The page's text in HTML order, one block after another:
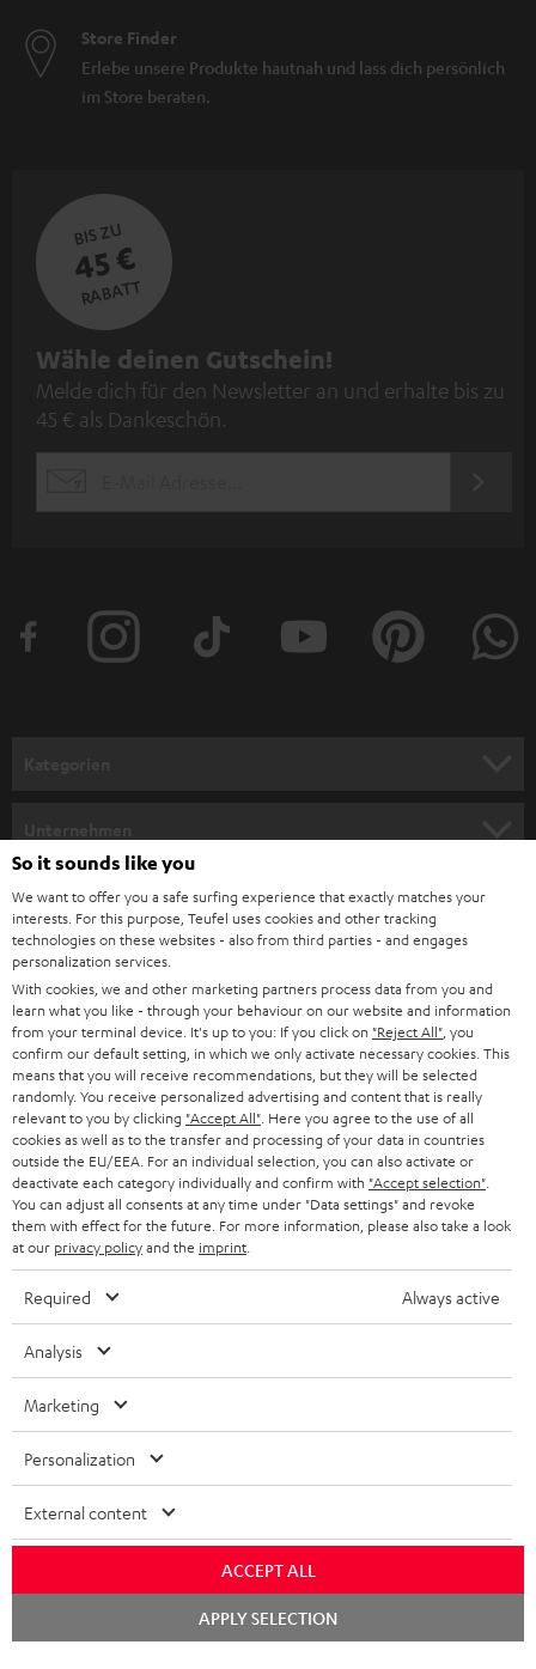
Store Finder
Erlebe unsere Produkte hautnah und lass dich persönlich
im Store beraten.
BIS ZU
45 €
RABATT
N
e
w
e
l
d
u
n
g
Wähle deinen Gutschein!
Melde dich für den Newsletter an und erhalte bis zu
45 € als Dankeschön.
HEIMKINO-KOMPLETTANLAGEN
SOUNDBARS
SMART HOME
BLUETOOTH-LAUTSPRECHER
KOPFHÖRER
BLUETOOTH-KOPFHÖRER
STEREOANLAGEN
LAUTSPRECHER
ULTIMA-SERIE
IN-EAR-KOPFHÖRER
FANSHOP
NEUHEITEN
KARRIERE
PRESSE & MARKETING
GESCHÄFTSKUNDEN
PARTNERPROGRAMM
BLOG
NEWSLETTER
STORES
DEINE VORTEILE BEI TEUFEL
TEUFEL STORY
UNSER MANAGEMENT
NACHHALTIGKEIT
UNSERE WERTE
Teufel Onlineshops
DEUTSCHLAND
ÖSTERREICH
SCHWEIZ
NIEDERLANDE
BELGIEN
POLEN
SPANIEN
USA
Fotos abgebildete Zubehör ist nicht im Lieferumfang enthalten. Etwaige
©2026 Lautsprecher Teufel GmbH - All rights reserved.
Impressum AGB Datenschutz Daten-Einstellungen
EU Data Act
So it sounds like you
We want to offer you a safe surfing experience that exactly matches your
interests. For this purpose, Teufel uses cookies and other tracking
technologies on these websites - also from third parties - and engages
personalization services.
With cookies, we and other marketing partners process data from you and
learn what you like - through your behaviour on our website and information
from your terminal device. It's up to you: If you click on "Reject All" , you
confirm our default setting, in which we only activate necessary cookies. This
means that you will receive recommendations, but they will be selected
randomly. You receive personalized advertising and content that is really
relevant to you by clicking "Accept All" . Here you agree to the use of all
cookies as well as to the transfer and processing of your data in countries
outside the EU/EEA. For an individual selection, you can also activate or
deactivate each category individually and confirm with "Accept selection"
You can adjust all consents at any time under "Data settings" and revoke
them with effect for the future. For more information, please also take a look
at our privacy policyand the imprint
Required Always active
Analysis
Marketing
Personalization
External content
ACCEPT ALL
APPLY SELECTION